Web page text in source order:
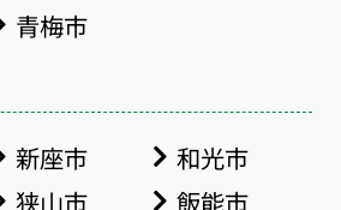
青梅市
新座市
和光市
狭山市
飯能市